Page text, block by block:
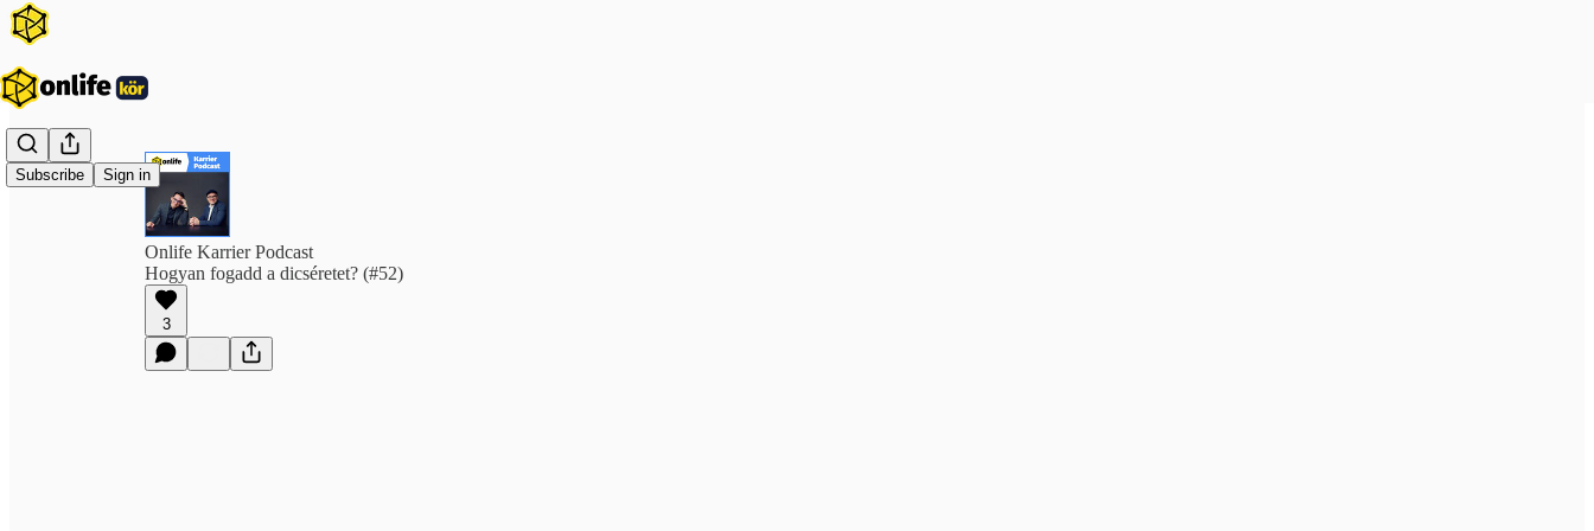
Subscribe Sign in
Onlife Karrier Podcast
Hogyan fogadd a dicséretet? (#52)
3